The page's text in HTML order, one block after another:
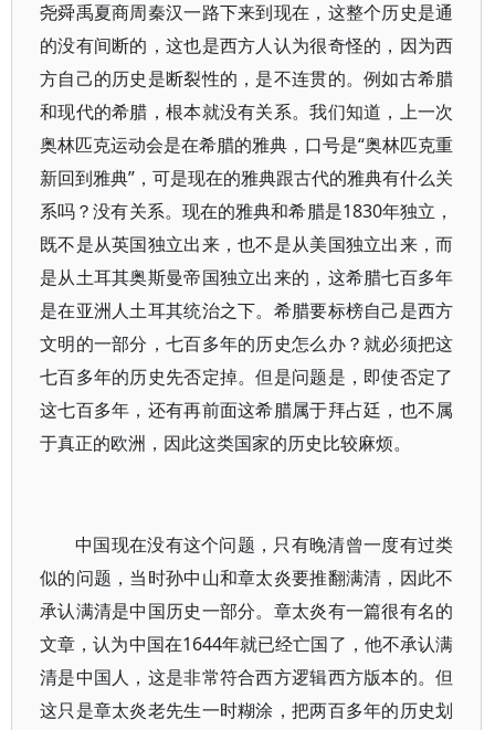
尧舜禹夏商周秦汉一路下来到现在，这整个历史是通
的没有间断的，这也是西方人认为很奇怪的，因为西
方自己的历史是断裂性的，是不连贯的。例如古希腊
和现代的希腊，根本就没有关系。我们知道，上一次
奥林匹克运动会是在希腊的雅典，口号是“奥林匹克重
新回到雅典”，可是现在的雅典跟古代的雅典有什么关
系吗？没有关系。现在的雅典和希腊是1830年独立，
既不是从英国独立出来，也不是从美国独立出来，而
是从土耳其奥斯曼帝国独立出来的，这希腊七百多年
是在亚洲人土耳其统治之下。希腊要标榜自己是西方
文明的一部分，七百多年的历史怎么办？就必须把这
七百多年的历史先否定掉。但是问题是，即使否定了
这七百多年，还有再前面这希腊属于拜占廷，也不属
于真正的欧洲，因此这类国家的历史比较麻烦。
中国现在没有这个问题，只有晚清曾一度有过类
似的问题，当时孙中山和章太炎要推翻满清，因此不
承认满清是中国历史一部分。章太炎有一篇很有名的
文章，认为中国在1644年就已经亡国了，他不承认满
清是中国人，这是非常符合西方逻辑西方版本的。但
这只是章太炎老先生一时糊涂，把两百多年的历史划